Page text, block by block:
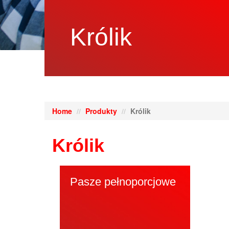
Królik
Home Produkty Królik
Królik
Pasze pełnoporcjowe